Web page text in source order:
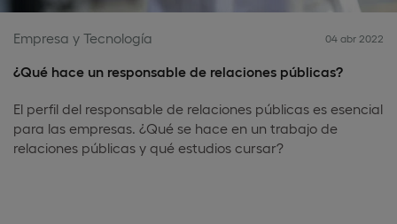
Empresa y Tecnología 04 abr 2022
¿Qué hace un responsable de relaciones públicas?
El perfil del responsable de relaciones públicas es esencial
para las empresas. ¿Qué se hace en un trabajo de
relaciones públicas y qué estudios cursar?